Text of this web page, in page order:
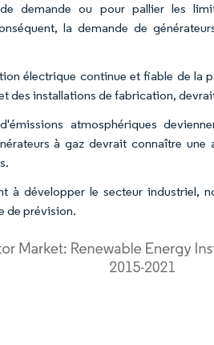
demande ou pour pallier les
la demande de
électrique continue et fiable de la
des installations de fabrication,
atmosphériques
à gaz devrait connaître
à développer le secteur industriel,
de prévision.